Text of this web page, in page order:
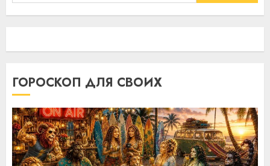
ГОРОСКОП ДЛЯ СВОИХ